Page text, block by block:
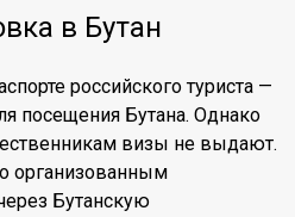
в Бутан
российского туриста —
посещения Бутана. Однако
визы не выдают.
организованным
Бутанскую